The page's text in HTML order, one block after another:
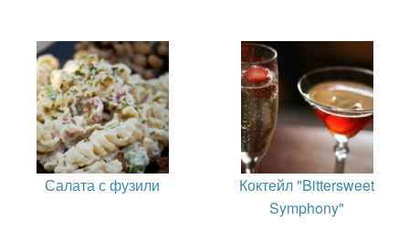
Салата с фузили
Коктейл "Bittersweet
Symphony"